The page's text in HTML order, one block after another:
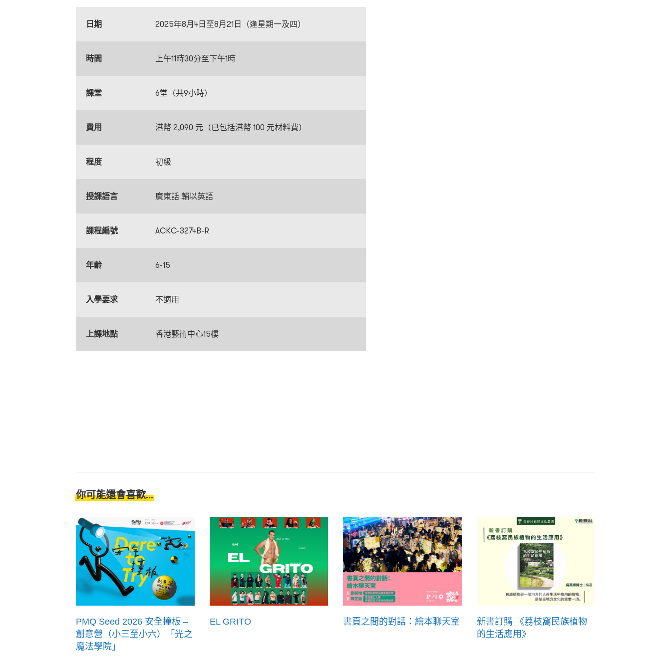
日期 2025年8月4日至8月21日（逢星期一及四）
時間 上午11時30分至下午1時
課堂 6堂（共9小時）
費用 港幣 2,090 元（已包括港幣 100 元材料費）
程度 初級
授課語言 廣東話 輔以英語
課程編號 ACKC-3274B-R
年齡 6-15
入學要求 不適用
上課地點 香港藝術中心15樓
你可能還會喜歡...
PMQ Seed 2026 安全撞板 –
創意營（小三至小六）「光之
魔法學院」
EL GRITO 書頁之間的對話：繪本聊天室
新書訂購 《荔枝窩民族植物
的生活應用》